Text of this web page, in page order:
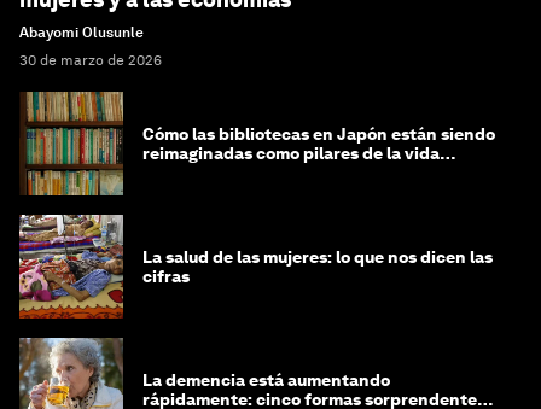
Abayomi Olusunle
30 de marzo de 2026
Cómo las bibliotecas en Japón están siendo
reimaginadas como pilares de la vida
La salud de las mujeres: lo que nos dicen las
cifras
La demencia está aumentando
rápidamente: cinco formas sorprendentes